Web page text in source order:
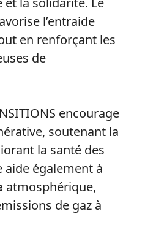
l’entraide
en renforçant les
de
encourage
soutenant la
la santé des
aide également à
atmosphérique,
de gaz à